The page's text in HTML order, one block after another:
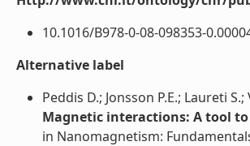
10.1016/B978-0-08-098353-
Alternative label
Peddis D.; Jonsson P.E.; Laureti
Magnetic interactions: A tool
in Nanomagnetism: